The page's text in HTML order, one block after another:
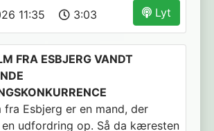
Lyt
11:35 3:03
FRA ESBJERG VANDT
Esbjerg er en mand, der
udfordring op. Så da kæresten